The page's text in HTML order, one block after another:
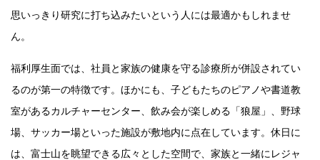
思いっきり研究に打ち込みたいという人には最適かもしれませ
ん。
福利厚生面では、社員と家族の健康を守る診療所が併設されてい
るのが第一の特徴です。ほかにも、子どもたちのピアノや書道教
室があるカルチャーセンター、飲み会が楽しめる「狼屋」、野球
場、サッカー場といった施設が敷地内に点在しています。休日に
は、富士山を眺望できる広々とした空間で、家族と一緒にレジャ